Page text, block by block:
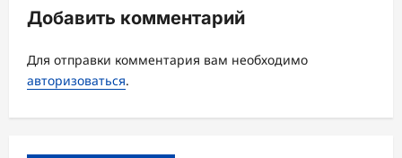
я
з
а
Добавить комментарий
Для отправки комментария вам необходимо
авторизоваться.